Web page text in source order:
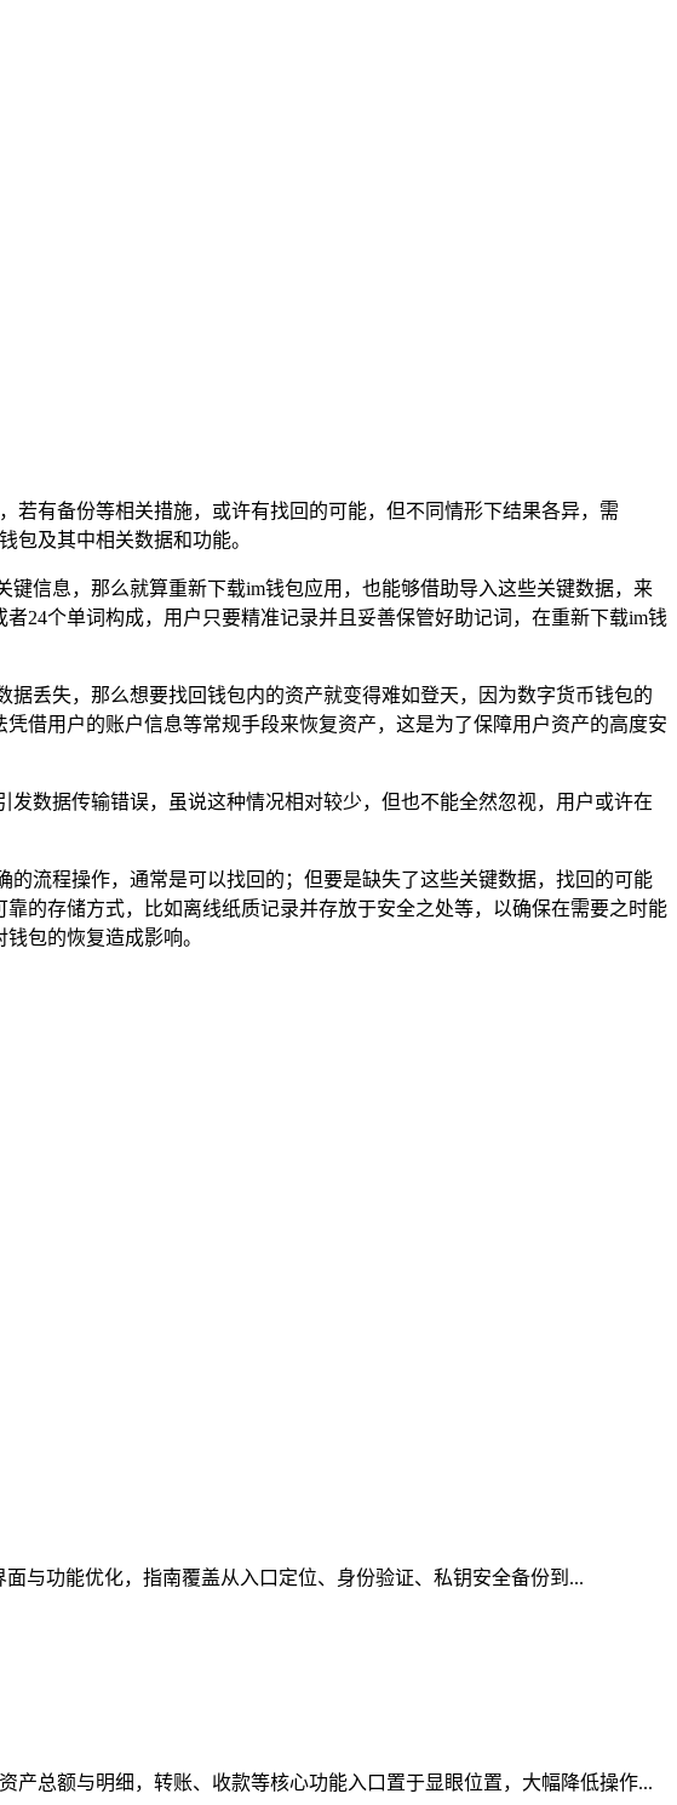
若有备份等相关措施，或许有找回的可能，但不同情形下结果各异，需
包及其中相关数据和功能。
信息，那么就算重新下载im钱包应用，也能够借助导入这些关键数据，来
24个单词构成，用户只要精准记录并且妥善保管好助记词，在重新下载im钱
丢失，那么想要找回钱包内的资产就变得难如登天，因为数字货币钱包的
借用户的账户信息等常规手段来恢复资产，这是为了保障用户资产的高度安
数据传输错误，虽说这种情况相对较少，但也不能全然忽视，用户或许在
流程操作，通常是可以找回的；但要是缺失了这些关键数据，找回的可能
的存储方式，比如离线纸质记录并存放于安全之处等，以确保在需要之时能
包的恢复造成影响。
与功能优化，指南覆盖从入口定位、身份验证、私钥安全备份到...
总额与明细，转账、收款等核心功能入口置于显眼位置，大幅降低操作...